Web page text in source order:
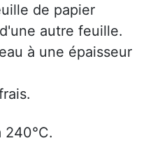
de papier
autre feuille.
à une épaisseur
240°C.